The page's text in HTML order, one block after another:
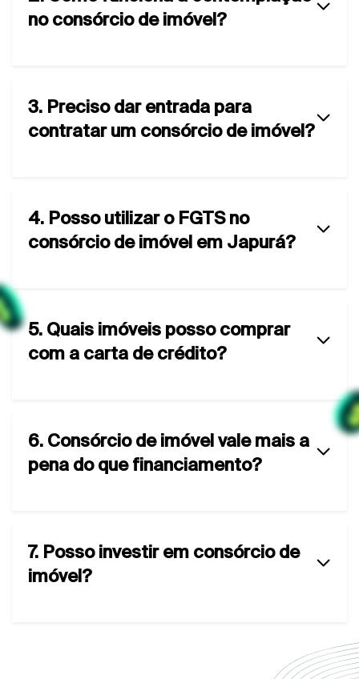
no consórcio de imóvel?
3. Preciso dar entrada para
contratar um consórcio de imóvel?
4. Posso utilizar o FGTS no
consórcio de imóvel em Japurá?
5. Quais imóveis posso comprar
com a carta de crédito?
6. Consórcio de imóvel vale mais a
pena do que financiamento?
7. Posso investir em consórcio de
imóvel?